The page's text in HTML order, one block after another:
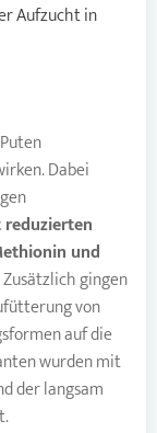
Aufzucht in
Dabei
und
Zusätzlich gingen
von
auf die
wurden mit
der langsam